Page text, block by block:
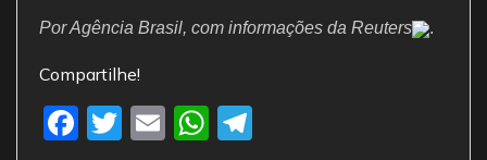
Por Agência Brasil, com informações da Reuters .
Compartilhe!
F
T
E
W